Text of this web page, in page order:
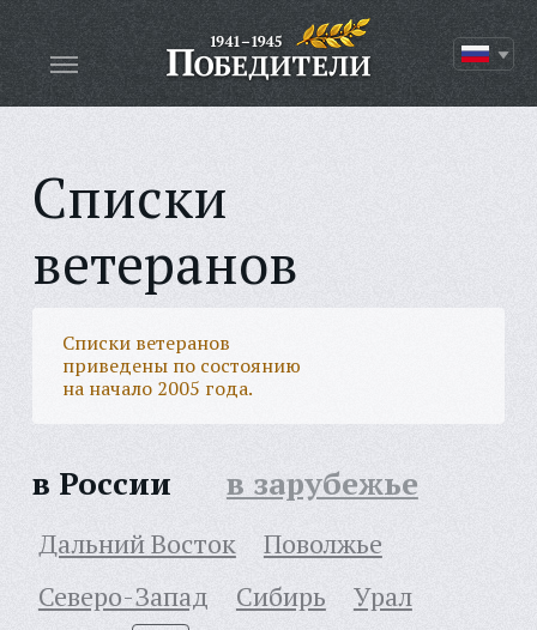
Списки
ветеранов
Списки ветеранов
приведены по состоянию
на начало 2005 года.
в России в зарубежье
Дальний Восток
Поволжье
Северо-Запад
Сибирь
Урал